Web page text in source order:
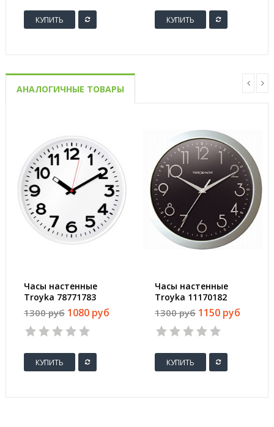
КУПИТЬ КУПИТЬ
АНАЛОГИЧНЫЕ ТОВАРЫ
Часы настенные
Troyka 78771783
(30.5х30.5х5 см)
1300 руб 1080 руб
КУПИТЬ
Часы настенные
Troyka 11170182
(29х29х3.8 см)
1300 руб 1150 руб
КУПИТЬ